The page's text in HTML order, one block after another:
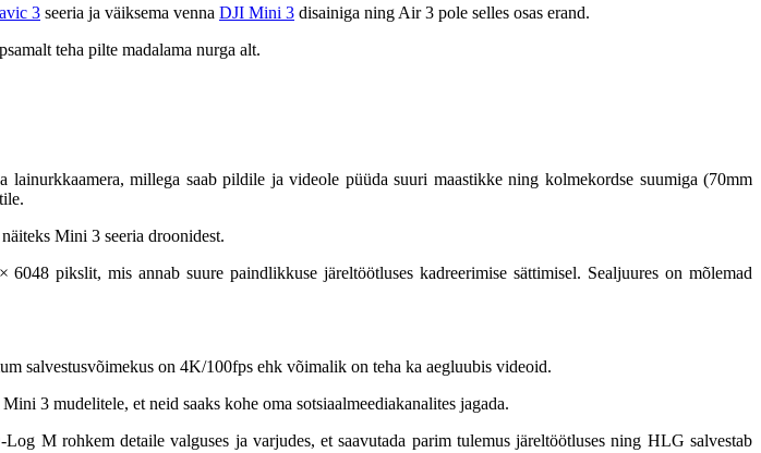
3 seeria ja väiksema venna DJI Mini 3 disainiga ning Air 3 pole selles osas erand.
teha pilte madalama nurga alt.
lainurkkaamera, millega saab pildile ja videole püüda suuri maastikke ning kolmekordse suumiga (70mm
Mini 3 seeria droonidest.
pikslit, mis annab suure paindlikkuse järeltöötluses kadreerimise sättimisel. Sealjuures on mõlemad
salvestusvõimekus on 4K/100fps ehk võimalik on teha ka aegluubis videoid.
3 mudelitele, et neid saaks kohe oma sotsiaalmeediakanalites jagada.
M rohkem detaile valguses ja varjudes, et saavutada parim tulemus järeltöötluses ning HLG salvestab